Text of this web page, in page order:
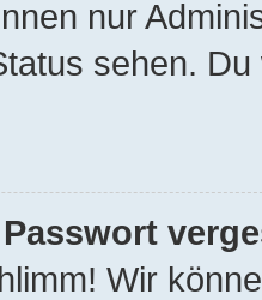
nur
sehen.
Wir